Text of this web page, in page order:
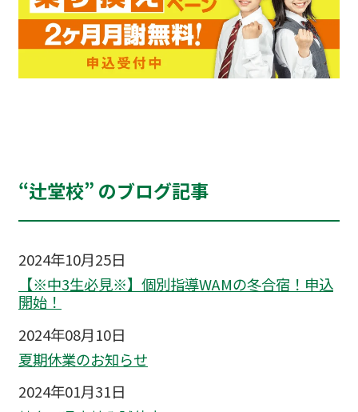
“辻堂校” のブログ記事
2024年10月25日
【※中3生必見※】個別指導WAMの冬合宿！申込
開始！
2024年08月10日
夏期休業のお知らせ
2024年01月31日